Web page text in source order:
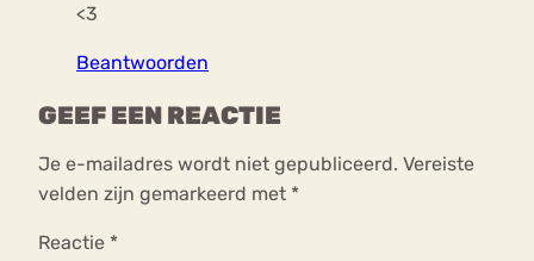
<3
Beantwoorden
GEEF EEN REACTIE
Je e-mailadres wordt niet gepubliceerd. Vereiste
velden zijn gemarkeerd met *
Reactie *